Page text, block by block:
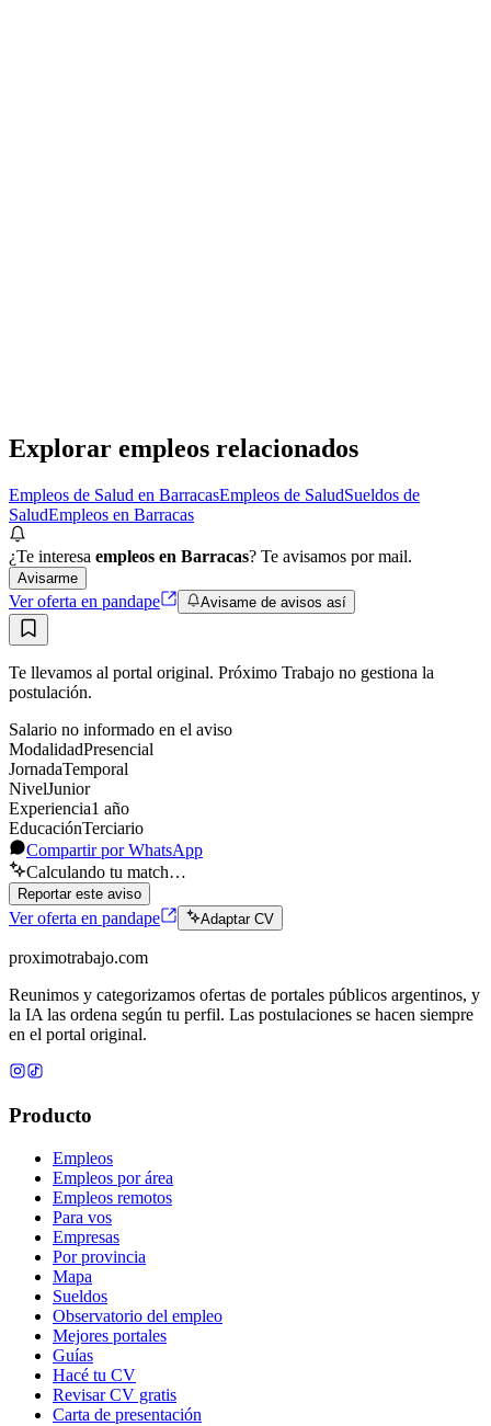
Explorar empleos relacionados
Empleos de Salud en BarracasEmpleos de SaludSueldos de
SaludEmpleos en Barracas
¿Te interesa empleos en Barracas? Te avisamos por mail.
Avisarme
Ver oferta en pandape Avisame de avisos así
Te llevamos al portal original. Próximo Trabajo no gestiona la
postulación.
Salario no informado en el aviso
ModalidadPresencial
JornadaTemporal
NivelJunior
Experiencia1 año
EducaciónTerciario
Compartir por WhatsApp
Calculando tu match…
Reportar este aviso
Ver oferta en pandape Adaptar CV
proximotrabajo.com
Reunimos y categorizamos ofertas de portales públicos argentinos, y
la IA las ordena según tu perfil. Las postulaciones se hacen siempre
en el portal original.
Producto
Empleos
Empleos por área
Empleos remotos
Para vos
Empresas
Por provincia
Mapa
Sueldos
Observatorio del empleo
Mejores portales
Guías
Hacé tu CV
Revisar CV gratis
Carta de presentación